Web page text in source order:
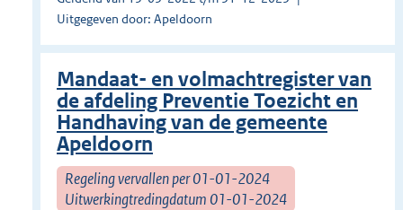
Uitgegeven door: Apeldoorn
Mandaat- en volmachtregister van
de afdeling Preventie Toezicht en
Handhaving van de gemeente
Apeldoorn
Regeling vervallen per 01-01-2024
Uitwerkingtredingdatum 01-01-2024